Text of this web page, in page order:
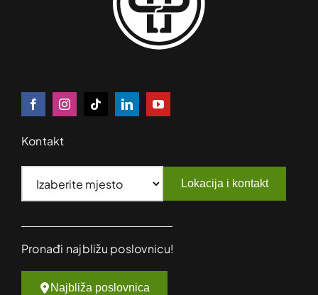
Kontakt
Lokacija i kontakt
Pronađi najbližu poslovnicu!
Najbliža poslovnica